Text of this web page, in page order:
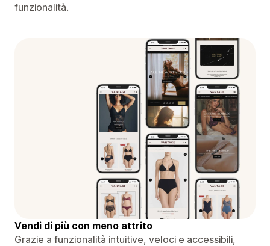
funzionalità.
Vendi di più con meno attrito
Grazie a funzionalità intuitive, veloci e accessibili,